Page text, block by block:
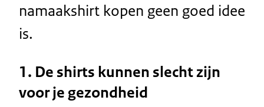
namaakshirt kopen geen goed idee
is.
1. De shirts kunnen slecht zijn
voor je gezondheid